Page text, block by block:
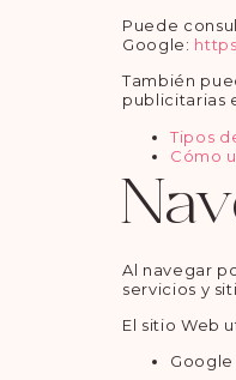
Puede
Google:
También
publicitarias
Tipos
Cómo
Al navegar
servicios y
El sitio Web
Google